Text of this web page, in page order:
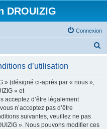
DROUIZIG
Connexion
d’utilisation
» (désigné ci-après par « nous »,
» et
acceptez d’être légalement
n’acceptez pas d’être
suivantes, veuillez ne pas
». Nous pouvons modifier ces